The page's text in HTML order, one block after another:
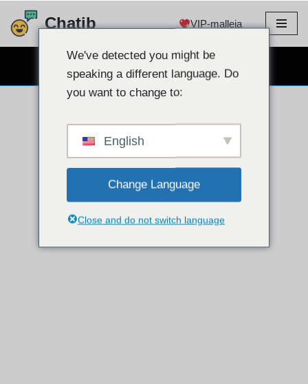
Siirry
Chatib VIP-malleja
ILMAINEN WEBCAM CHAT
We've detected you might be
speaking a different language. Do
you want to change to:
English
Change Language
Close and do not switch language